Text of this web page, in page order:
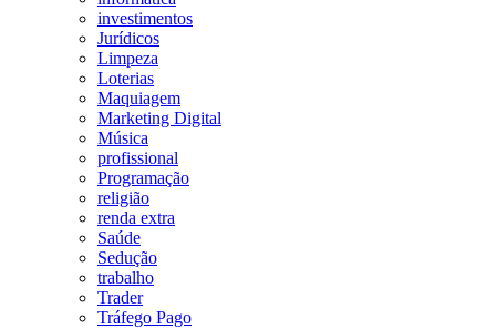
investimentos
Jurídicos
Limpeza
Loterias
Maquiagem
Marketing Digital
Música
profissional
Programação
religião
renda extra
Saúde
Sedução
trabalho
Trader
Tráfego Pago